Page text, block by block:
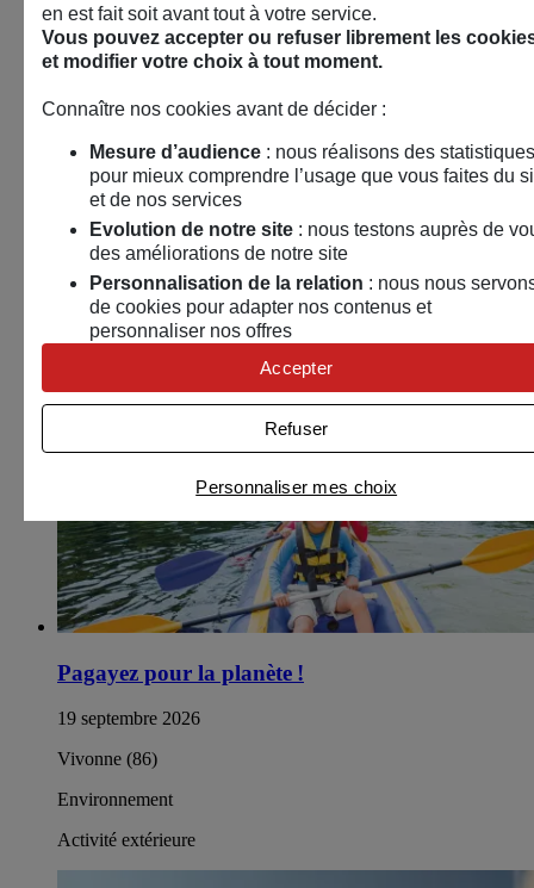
« Nous avons tous des sommets à gravir ! »
Sébastien Raichon, aventurier de l’extrême
18 septembre 2026
Avignon (84)
Conférence – Débat
Pagayez pour la planète !
19 septembre 2026
Vivonne (86)
Environnement
Activité extérieure
en est fait soit avant tout à votre service.
Vous pouvez accepter ou refuser librement les
et modifier votre choix à tout moment.
Connaître nos cookies avant de décider :
Mesure d’audience : nous réalisons des statistiques
pour mieux comprendre l’usage que vous faites du
et de nos services
Evolution de notre site : nous testons auprès de
des améliorations de notre site
Personnalisation de la relation : nous nous
de cookies pour adapter nos contenus et
personnaliser nos offres
Univers publicitaire: nous utilisons avec nos
partenaires des cookies pour afficher des publicités
personnalisées
Connaître notre politique cookies et la liste de nos
Personnaliser mes choix
Refuser
Accepter